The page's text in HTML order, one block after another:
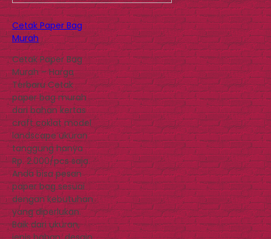
Cetak Paper Bag
Murah
Cetak Paper Bag
Murah – Harga
Terbaru Cetak
paper bag murah
dari bahan kertas
craft coklat model
landscape ukuran
tanggung hanya
Rp. 2.000/pcs saja.
Anda bisa pesan
paper bag sesuai
dengan kebutuhan
yang diperlukan.
Baik dari ukuran,